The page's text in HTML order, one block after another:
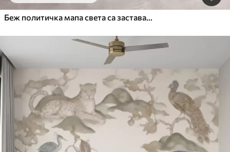
Беж политичка мапа света са заставама на енглеском језику